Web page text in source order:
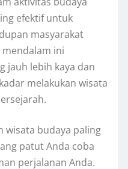
efektif untuk
masyarakat
mendalam ini
jauh lebih kaya dan
melakukan wisata
wisata budaya paling
patut Anda coba
perjalanan Anda.